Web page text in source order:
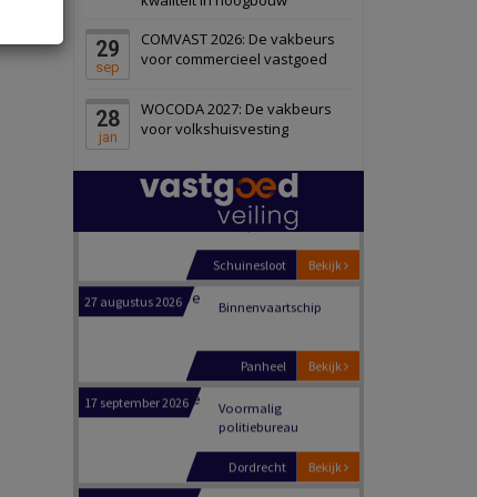
29
sep
COMVAST 2026: De vakbeurs
voor commercieel vastgoed
28
jan
WOCODA 2027: De vakbeurs
voor volkshuisvesting
Schiedam
22 september 2026 Attractiepark
Bekijk
Oranje
28 september 2026
bedrijventerrein
Schuinesloot
Binnenvaartschip
Bekijk
Panheel
Voormalig
politiebureau
Dordrecht
Voormalig
politiebureau